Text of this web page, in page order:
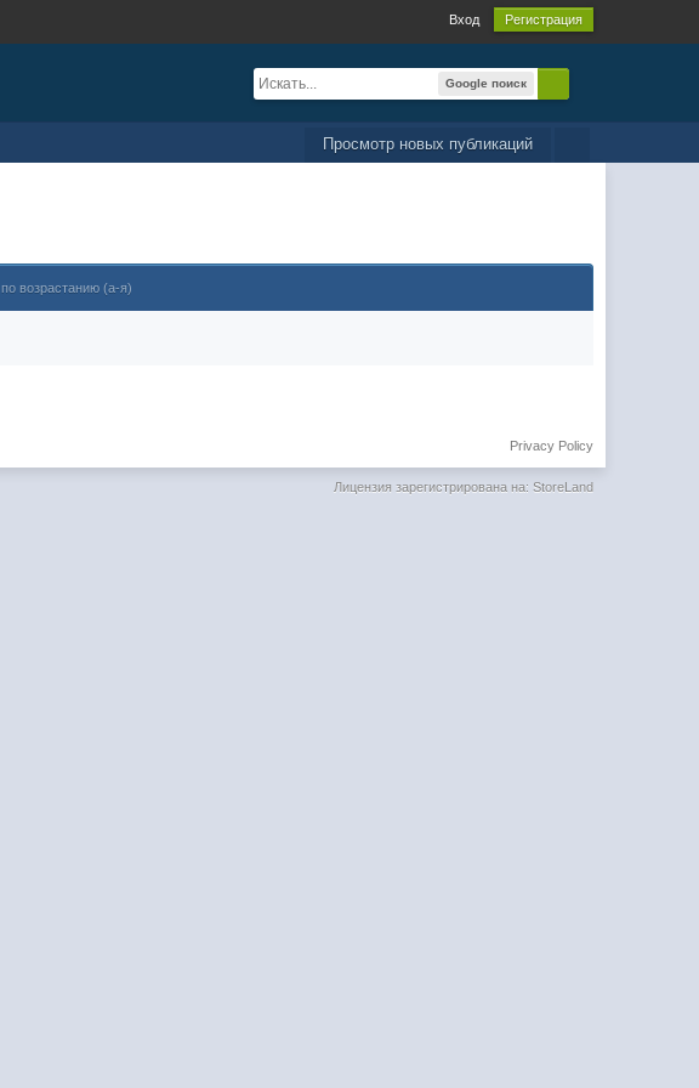
Вход Регистрация
Google поиск
Просмотр новых публикаций
по возрастанию (а-я)
Privacy Policy
Лицензия зарегистрирована на: StoreLand